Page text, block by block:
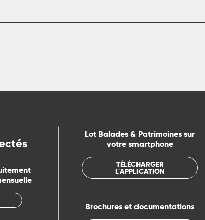
Lot Balades & Patrimoines sur
votre smartphone
TÉLÉCHARGER
L'APPLICATION
Brochures et documentations